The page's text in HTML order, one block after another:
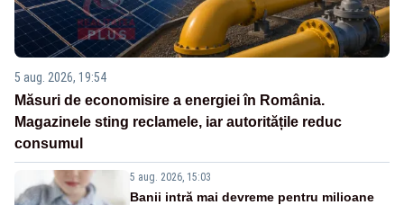
5 aug. 2026, 19:54
Măsuri de economisire a energiei în România.
Magazinele sting reclamele, iar autoritățile reduc
consumul
5 aug. 2026, 15:03
Banii intră mai devreme pentru milioane